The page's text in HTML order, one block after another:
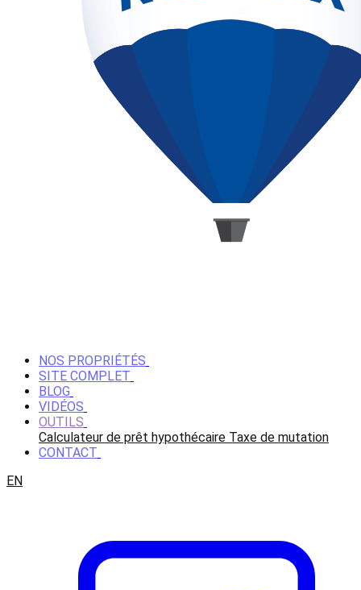
NOS PROPRIÉTÉS
SITE COMPLET
BLOG
VIDÉOS
OUTILS
Calculateur de prêt hypothécaire Taxe de mutation
CONTACT
EN